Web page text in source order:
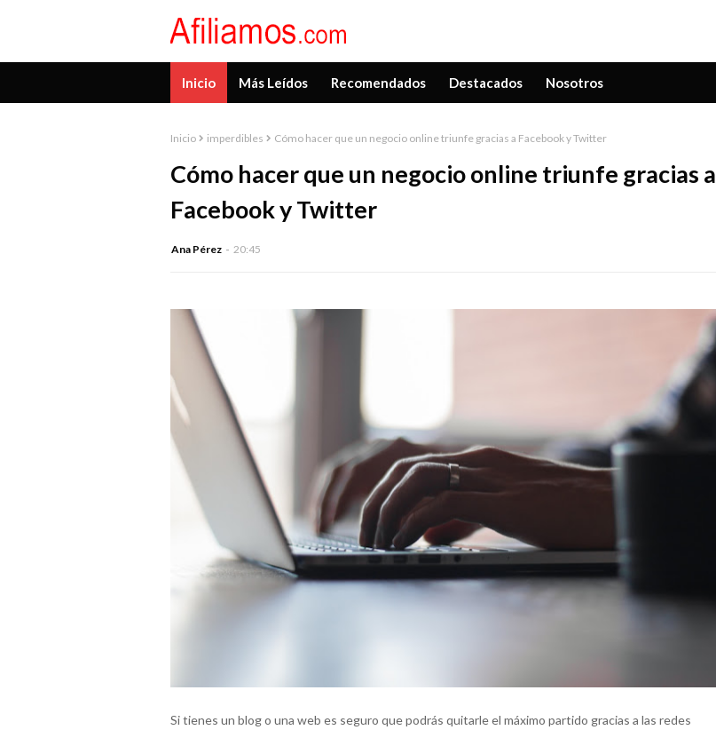
Inicio Más Leídos Recomendados Destacados Nosotros
Inicio imperdibles Cómo hacer que un negocio online triunfe gracias a Facebook y Twitter
Cómo hacer que un negocio online triunfe gracias a
Facebook y Twitter
Ana Pérez 20:45
Si tienes un blog o una web es seguro que podrás quitarle el máximo partido gracias a las redes